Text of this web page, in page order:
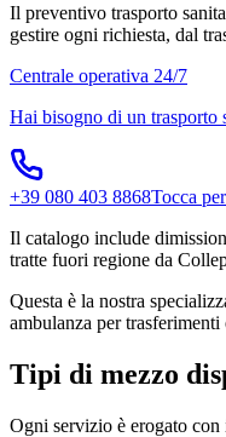
Il preventivo trasporto
gestire ogni richiesta, dal
Centrale operativa 24/7
Hai bisogno di un trasporto
+39 080 403 8868Tocca
Il catalogo include
tratte fuori regione da
Questa è la nostra
ambulanza per
Tipi di mezzo
Ogni servizio è erogato